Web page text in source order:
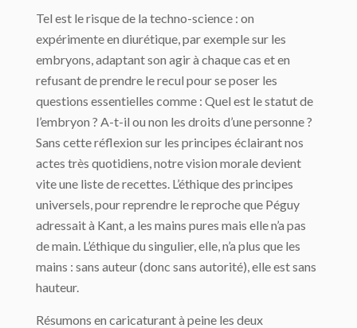
Tel est le risque de la techno-science : on
expérimente en diurétique, par exemple sur les
embryons, adaptant son agir à chaque cas et en
refusant de prendre le recul pour se poser les
questions essentielles comme : Quel est le statut de
l’embryon ? A-t-il ou non les droits d’une personne ?
Sans cette réflexion sur les principes éclairant nos
actes très quotidiens, notre vision morale devient
vite une liste de recettes. L’éthique des principes
universels, pour reprendre le reproche que Péguy
adressait à Kant, a les mains pures mais elle n’a pas
de main. L’éthique du singulier, elle, n’a plus que les
mains : sans auteur (donc sans autorité), elle est sans
hauteur.
Résumons en caricaturant à peine les deux